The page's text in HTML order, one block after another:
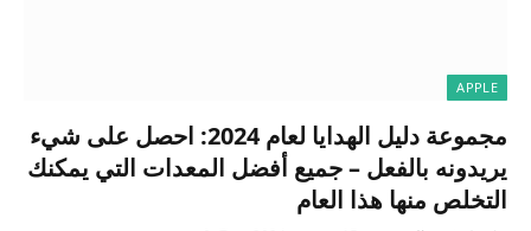
APPLE
مجموعة دليل الهدايا لعام 2024: احصل على شيء
يريدونه بالفعل – جميع أفضل المعدات التي يمكنك
التخلص منها هذا العام